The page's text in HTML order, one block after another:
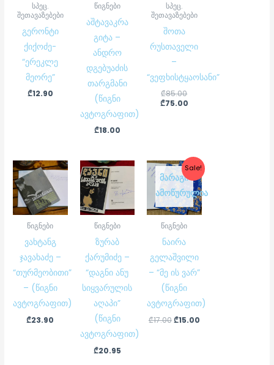
სპეც.
შეთავაზებები
გერონტი
ქიქოძე-
“ერეკლე
მეორე”
₾12.90
წიგნები
აშტავაკრა
გიტა –
ანდრო
დგებუაძის
თარგმანი
(წიგნი
ავტოგრაფით)
₾18.00
სპეც.
შეთავაზებები
შოთა
რუსთაველი
–
“ვეფხისტყაოსანი”
₾85.00
₾75.00
წიგნები
ვახტანგ
ჯავახაძე –
“თურმეობითი”
– (წიგნი
ავტოგრაფით)
₾23.90
წიგნები
ზურაბ
ქარუმიძე –
“დაგნი ანუ
სიყვარულის
აღაპი”
(წიგნი
ავტოგრაფით)
₾20.95
Sale!
ᲛᲐᲠᲐᲒᲘ
ᲐᲛᲝᲬᲣᲠᲣᲚᲘᲐ
წიგნები
ნაირა
გელაშვილი
– “მე ის ვარ”
(წიგნი
ავტოგრაფით)
₾17.00
Original
price
was:
₾17.00.
₾15.00
Current
price
is:
₾15.00.